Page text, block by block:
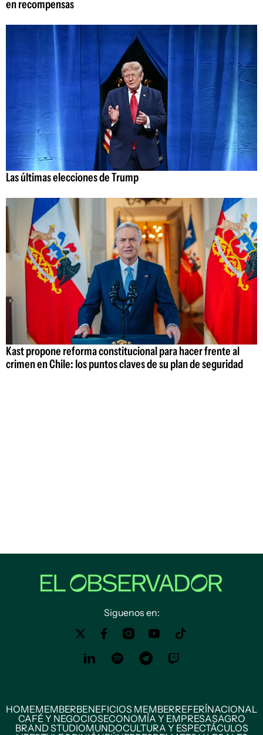
en recompensas
Las últimas elecciones de Trump
Kast propone reforma constitucional para hacer frente al
crimen en Chile: los puntos claves de su plan de seguridad
Siguenos en:
HOMEMEMBERBENEFICIOS MEMBERREFERÍNACIONAL
CAFÉ Y NEGOCIOSECONOMÍA Y EMPRESASAGRO
BRAND STUDIOMUNDOCULTURA Y ESPECTÁCULOS